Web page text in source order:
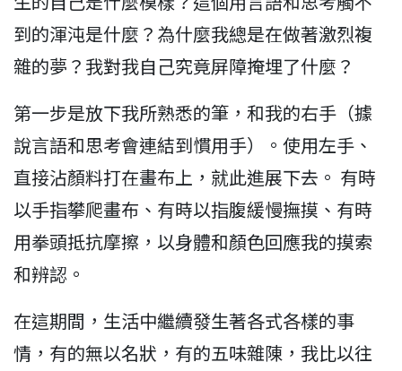
到的渾沌是什麼？為什麼我總是在做著激烈複
雜的夢？我對我自己究竟屏障掩埋了什麼？
第一步是放下我所熟悉的筆，和我的右手（據
說言語和思考會連結到慣用手）。使用左手、
直接沾顏料打在畫布上，就此進展下去。 有時
以手指攀爬畫布、有時以指腹緩慢撫摸、有時
用拳頭抵抗摩擦，以身體和顏色回應我的摸索
和辨認。
在這期間，生活中繼續發生著各式各樣的事
情，有的無以名狀，有的五味雜陳，我比以往